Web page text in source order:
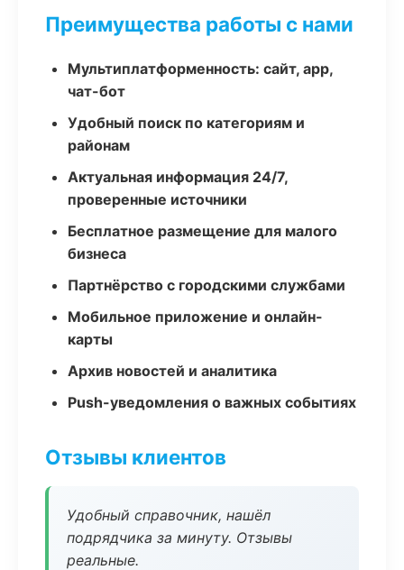
Преимущества работы с нами
Мультиплатформенность: сайт, app,
чат-бот
Удобный поиск по категориям и
районам
Актуальная информация 24/7,
проверенные источники
Бесплатное размещение для малого
бизнеса
Партнёрство с городскими службами
Мобильное приложение и онлайн-
карты
Архив новостей и аналитика
Push-уведомления о важных событиях
Отзывы клиентов
Удобный справочник, нашёл
подрядчика за минуту. Отзывы
реальные.